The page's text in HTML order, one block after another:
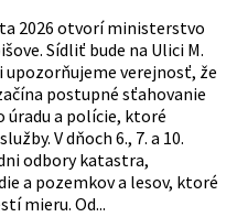
2026 otvorí ministerstvo
Sídliť bude na Ulici M.
upozorňujeme verejnosť, že
postupné sťahovanie
úradu a polície, ktoré
V dňoch 6., 7. a 10.
odbory katastra,
a pozemkov a lesov, ktoré
mieru. Od...